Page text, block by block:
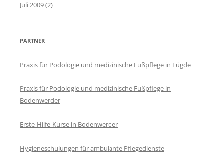
Juli 2009(2)
PARTNER
Praxis für Podologie und medizinische Fußpflege in Lügde
Praxis für Podologie und medizinische Fußpflege in
Bodenwerder
Erste-Hilfe-Kurse in Bodenwerder
Hygieneschulungen für ambulante Pflegedienste